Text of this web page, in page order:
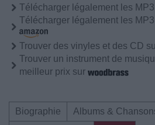
Télécharger légalement les
Télécharger légalement les
Trouver des vinyles et des CD
Trouver un instrument de
meilleur prix sur
Biographie
Albums &